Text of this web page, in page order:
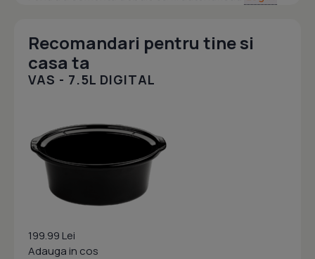
Recomandari pentru tine si
casa ta
VAS - 7.5L DIGITAL
199.99 Lei
Adauga in cos